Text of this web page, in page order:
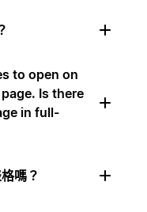
to open on
Is there
in full-
嗎？